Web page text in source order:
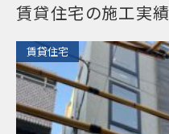
​賃貸住宅の施工実績
​賃貸住宅